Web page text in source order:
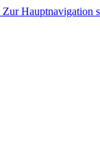
Zur Hauptnavigation